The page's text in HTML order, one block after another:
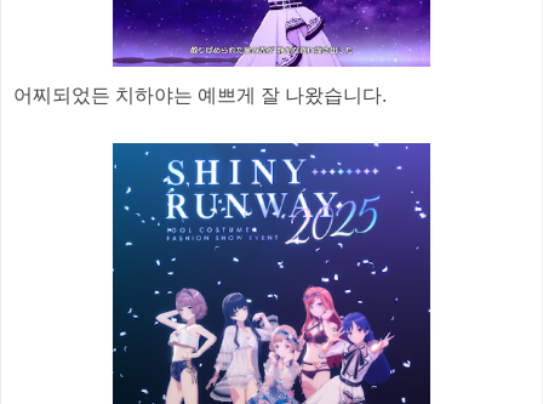
어찌되었든 치하야는 예쁘게 잘 나왔습니다.